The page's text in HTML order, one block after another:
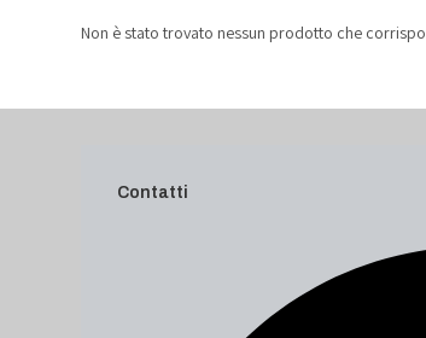
Non è stato trovato nessun prodotto che
Contatti